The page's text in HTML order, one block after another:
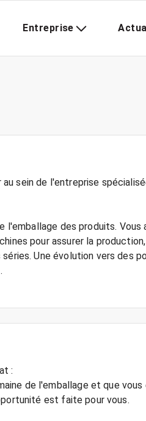
Entreprise
sein de l'entreprise
l'emballage des produits. Vous
pour assurer la
Une évolution vers des
:
de l'emballage et que